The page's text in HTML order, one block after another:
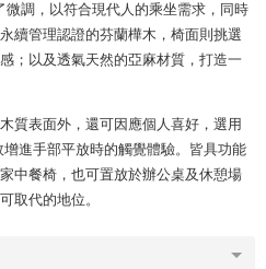
調，以符合現代人的乘坐需求，同時
續管理認證的芬蘭樺木，椅面則挑選
；以及透氣天然的亞麻材質，打造一
質表面外，還可因應個人喜好，選用
進手部平放時的觸覺體驗。皆具功能
中餐椅，也可置放於辦公桌及休憩場
取代的地位。